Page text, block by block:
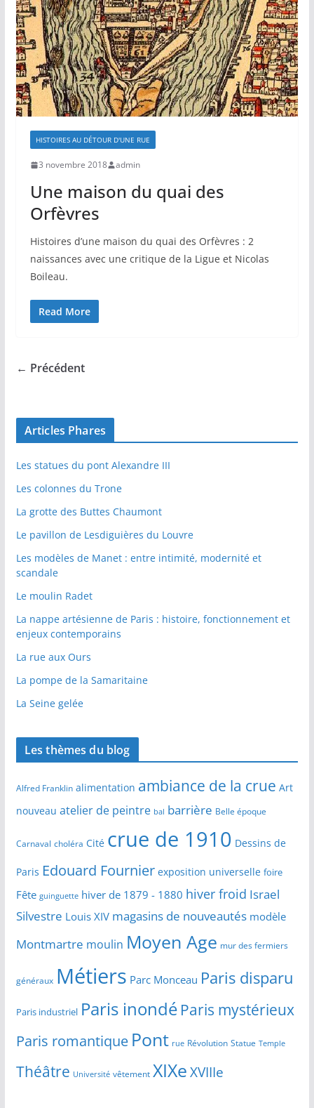
HISTOIRES AU DÉTOUR D'UNE RUE
3 novembre 2018 admin
Une maison du quai des
Orfèvres
Histoires d’une maison du quai des Orfèvres : 2
naissances avec une critique de la Ligue et Nicolas
Boileau.
Read More
← Précédent
Articles Phares
Les statues du pont Alexandre III
Les colonnes du Trone
La grotte des Buttes Chaumont
Le pavillon de Lesdiguières du Louvre
Les modèles de Manet : entre intimité, modernité et
scandale
Le moulin Radet
La nappe artésienne de Paris : histoire, fonctionnement et
enjeux contemporains
La rue aux Ours
La pompe de la Samaritaine
La Seine gelée
Les thèmes du blog
Alfred Franklin alimentation ambiance de la crue Art
nouveau atelier de peintre bal barrière Belle époque
Carnaval choléra Cité crue de 1910 Dessins de
Paris Edouard Fournier exposition universelle foire
Fête guinguette hiver de 1879 - 1880 hiver froid Israel
Silvestre Louis XIV magasins de nouveautés modèle
Montmartre moulin Moyen Age mur des fermiers
généraux Métiers Parc Monceau Paris disparu
Paris industriel Paris inondé Paris mystérieux
Paris romantique Pont rue Révolution Statue Temple
Théâtre Université vêtement XIXeXVIIIe